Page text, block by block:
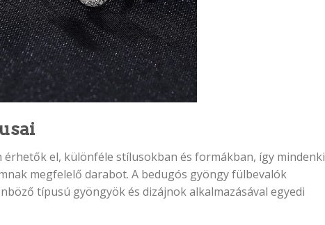
érhetők el, különféle stílusokban és formákban, így mindenki
megfelelő darabot. A bedugós gyöngy fülbevalók
típusú gyöngyök és dizájnok alkalmazásával egyedi